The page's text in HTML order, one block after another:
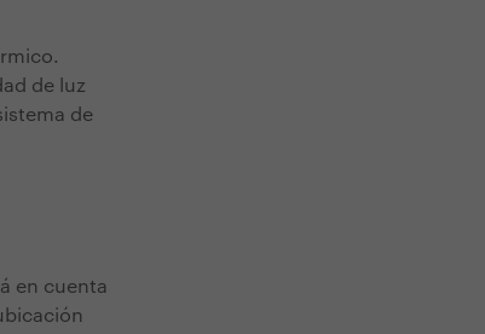
de luz
de
en cuenta